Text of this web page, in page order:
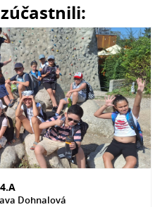
4.A
Dohnalová